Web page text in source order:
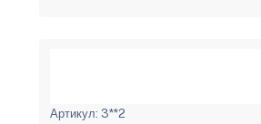
Артикул: 3**2